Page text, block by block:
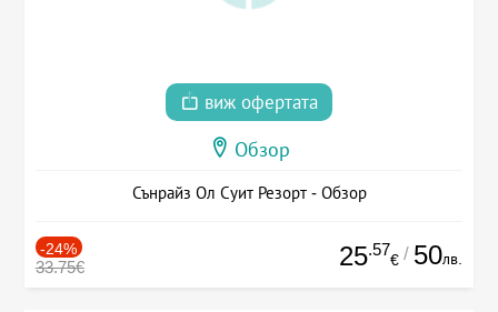
виж офертата
Обзор
Сънрайз Ол Суит Резорт - Обзор
-24%
33.75€ 25.57
€ / 50лв.